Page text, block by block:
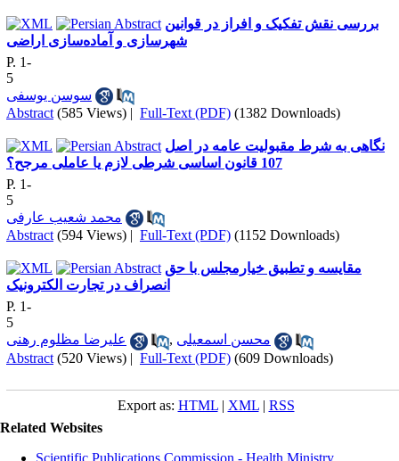
بررسی نقش تفکیک و افراز در قوانین
شهرسازی و آماده‌سازی اراضی
P. 1-
5
سوسن یوسفی
Abstract (585 Views) | Full-Text (PDF) (1382 Downloads)
نگاهی به شرط مقبولیت عامه در اصل
107 قانون اساسی شرطی لازم یا عاملی مرجح؟
P. 1-
5
محمد شعیب عارفی
Abstract (594 Views) | Full-Text (PDF) (1152 Downloads)
مقایسه و تطبیق خیارمجلس با حق
انصراف در تجارت الکترونیک
P. 1-
5
علیرضا مظلوم رهنی
, محسن اسمعیلی
Abstract (520 Views) | Full-Text (PDF) (609 Downloads)
Export as: HTML| XML| RSS
Related Websites
Scientific Publications Commission - Health Ministry